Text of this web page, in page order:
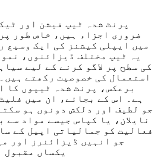
پرنٹ شدہ ٹیپ فیشن اور
ضروری اجزاء ہیں، خاص طور
میں ایپلی کیشنز کی ایک وسیع
یہ ٹیپ مختلف ڈیزائنوں،
کی سطح پر لاگو کرنے کے لیے
استعمال کی خصوصیت رکھتے
برعکس، پرنٹ شدہ ٹیپوں کا
ہے۔ اس کے بجائے، ان میں
جو لطیف اور دلکش دونوں ہو
نایلان، یا کپاس جیسے مواد سے
فعالیت کو جمالیاتی اپیل کے
جو انہیں ڈیزائنرز اور
یکساں مقبول